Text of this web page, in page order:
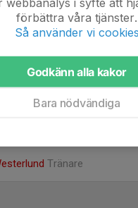
Tränare
Lagledare
Tränare
förbättra våra tjänster.
Så använder vi cookies
Godkänn alla kakor
Bara nödvändiga